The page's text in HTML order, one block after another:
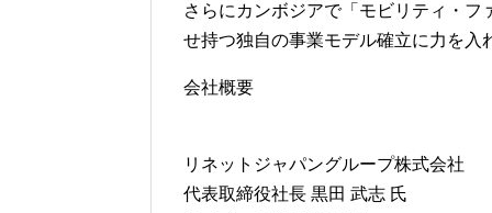
さらにカンボジアで「モビリティ・
せ持つ独自の事業モデル確立に力を入
会社概要
リネットジャパングループ株式会社
代表取締役社長 黒田 武志 氏